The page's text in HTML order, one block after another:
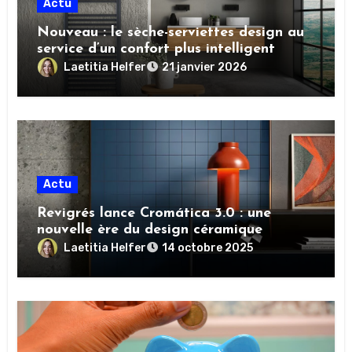
Actu
Nouveau : le sèche-serviettes design au
service d’un confort plus intelligent
Laetitia Helfer 21 janvier 2026
Actu
Revigrés lance Cromática 3.0 : une
nouvelle ère du design céramique
Laetitia Helfer 14 octobre 2025